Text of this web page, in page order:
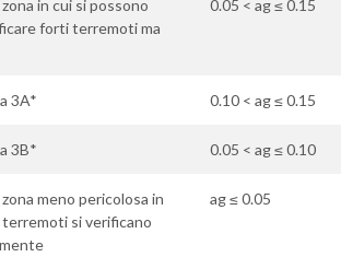
zona in cui si possono
forti terremoti ma
0.05 < ag ≤ 0.15
3A* 0.10 < ag ≤ 0.15
3B* 0.05 < ag ≤ 0.10
zona meno pericolosa in
terremoti si verificano
ag ≤ 0.05